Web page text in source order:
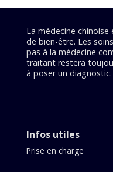
La médecine
de bien-être. Les
pas à la médecine
traitant restera
à poser un diagnostic.
Infos utiles
Prise en charge